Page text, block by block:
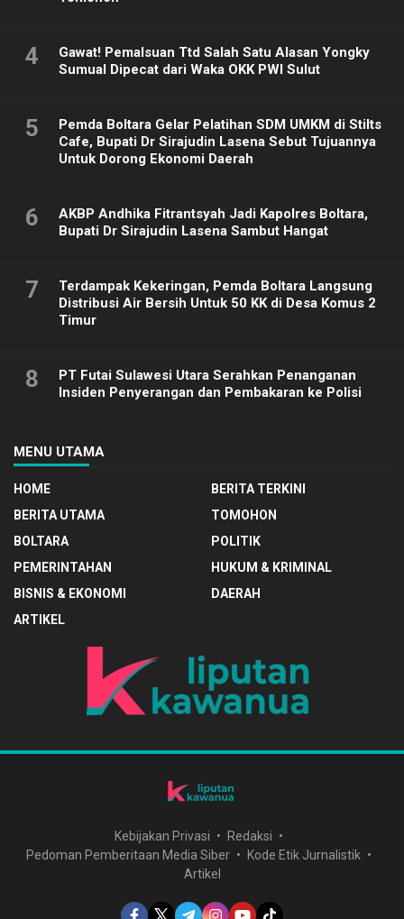
4
Gawat! Pemalsuan Ttd Salah Satu Alasan Yongky
Sumual Dipecat dari Waka OKK PWI Sulut
5
Pemda Boltara Gelar Pelatihan SDM UMKM di Stilts
Cafe, Bupati Dr Sirajudin Lasena Sebut Tujuannya
Untuk Dorong Ekonomi Daerah
6
AKBP Andhika Fitrantsyah Jadi Kapolres Boltara,
Bupati Dr Sirajudin Lasena Sambut Hangat
7
Terdampak Kekeringan, Pemda Boltara Langsung
Distribusi Air Bersih Untuk 50 KK di Desa Komus 2
Timur
8
PT Futai Sulawesi Utara Serahkan Penanganan
Insiden Penyerangan dan Pembakaran ke Polisi
MENU UTAMA
HOME
BERITA TERKINI
BERITA UTAMA
TOMOHON
BOLTARA
POLITIK
PEMERINTAHAN
HUKUM & KRIMINAL
BISNIS & EKONOMI
DAERAH
ARTIKEL
Kebijakan Privasi
Redaksi
Pedoman Pemberitaan Media Siber
Kode Etik Jurnalistik
Artikel